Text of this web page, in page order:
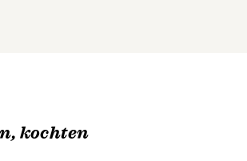
kochten